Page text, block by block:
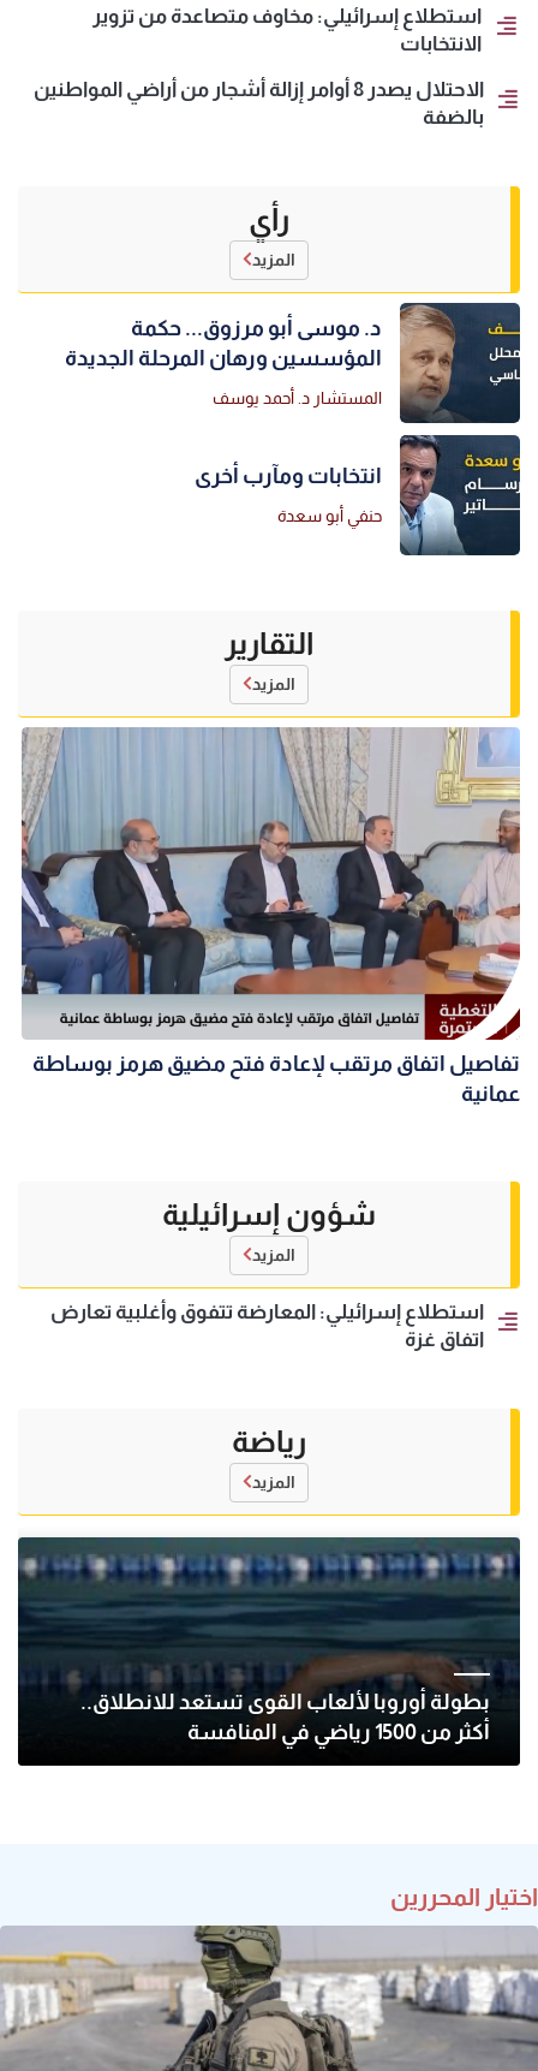
استطلاع إسرائيلي: مخاوف متصاعدة من تزوير
الانتخابات
الاحتلال يصدر 8 أوامر إزالة أشجار من أراضي المواطنين
بالضفة
رأي
المزيد
د. موسى أبو مرزوق... حكمة
المؤسسين ورهان المرحلة الجديدة
المستشار د. أحمد يوسف
انتخابات ومآرب أخرى
حنفي أبو سعدة
التقارير
المزيد
تفاصيل اتفاق مرتقب لإعادة فتح مضيق هرمز بوساطة
عمانية
شؤون إسرائيلية
المزيد
استطلاع إسرائيلي: المعارضة تتفوق وأغلبية تعارض
اتفاق غزة
رياضة
المزيد
بطولة أوروبا لألعاب القوى تستعد للانطلاق..
أكثر من 1500 رياضي في المنافسة
اختيار المحررين